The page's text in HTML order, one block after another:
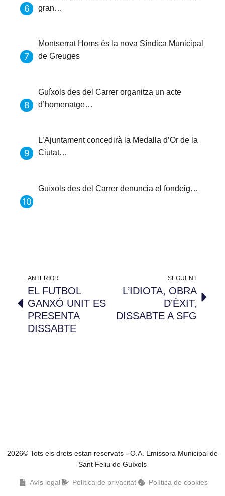
gran…
Montserrat Homs és la nova Síndica Municipal
de Greuges
Guíxols des del Carrer organitza un acte
d’homenatge…
L’Ajuntament concedirà la Medalla d’Or de la
Ciutat…
Guíxols des del Carrer denuncia el fondeig…
ANTERIOR
EL FUTBOL
GANXÓ UNIT ES
PRESENTA
DISSABTE
SEGÜENT
L’IDIOTA, OBRA
D’ÈXIT,
DISSABTE A SFG
2026© Tots els drets estan reservats - O.A. Emissora Municipal de
Sant Feliu de Guíxols
Avís legal Política de privacitat Política de cookies